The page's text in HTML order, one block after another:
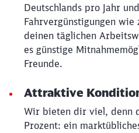
Deutschlands pro Jahr
Fahrvergünstigungen wie
deinen täglichen
es günstige
Freunde.
Attraktive
Wir bieten dir viel, denn
Prozent: ein